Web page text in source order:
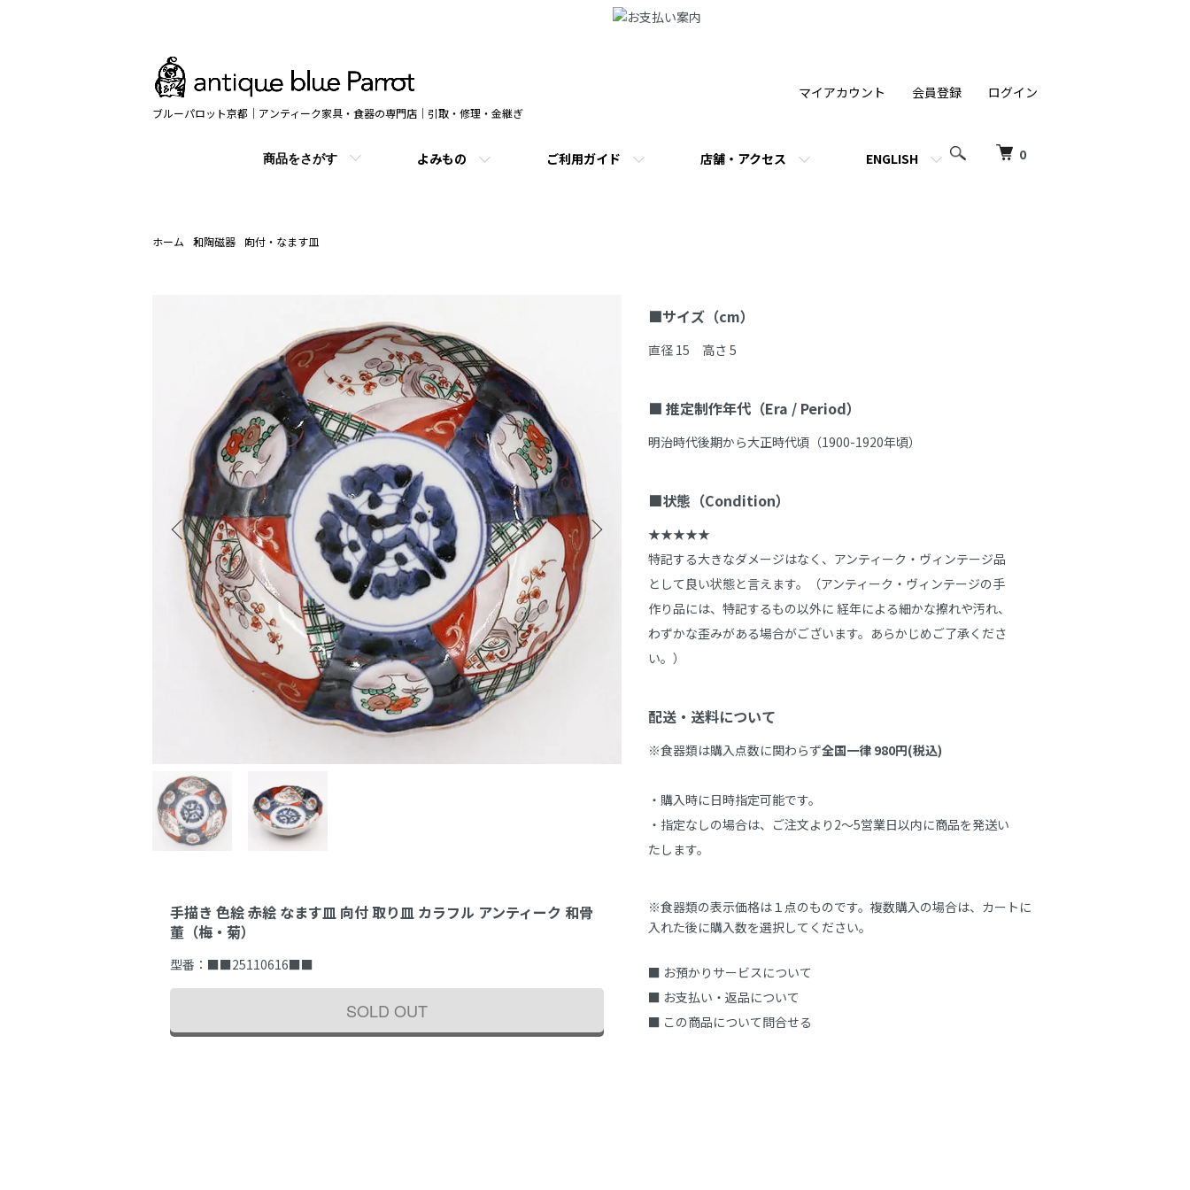
ブルーパロット京都｜アンティーク家具・食器の専門店｜引取・修理・金継ぎ
0
商品をさがす よみもの ご利用ガイド 店舗・アクセス ENGLISH
マイアカウント 会員登録 ログイン
ホーム 和陶磁器 向付・なます皿
手描き 色絵 赤絵 なます皿 向付 取り皿 カラフル アンティーク 和骨
董（梅・菊）
型番： ■■25110616■■
SOLD OUT
商品説明
■サイズ（cm）
直径 15　高さ 5
■ 推定制作年代（Era / Period）
明治時代後期から大正時代頃（1900-1920年頃）
■状態（Condition）
★★★★★
特記する大きなダメージはなく、アンティーク・ヴィンテージ品
として良い状態と言えます。（アンティーク・ヴィンテージの手
作り品には、特記するもの以外に 経年による細かな擦れや汚れ、
わずかな歪みがある場合がございます。あらかじめご了承くださ
い。）
配送・送料について
※食器類は購入点数に関わらず全国一律 980円(税込)
・購入時に日時指定可能です。
・指定なしの場合は、ご注文より2～5営業日以内に商品を発送い
たします。
※食器類の表示価格は１点のものです。複数購入の場合は、カートに
入れた後に購入数を選択してください。
■ お預かりサービスについて
■ お支払い・返品について
■ この商品について問合せる